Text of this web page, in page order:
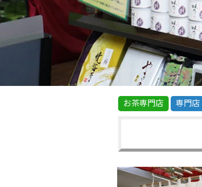
お茶専門店 専門店